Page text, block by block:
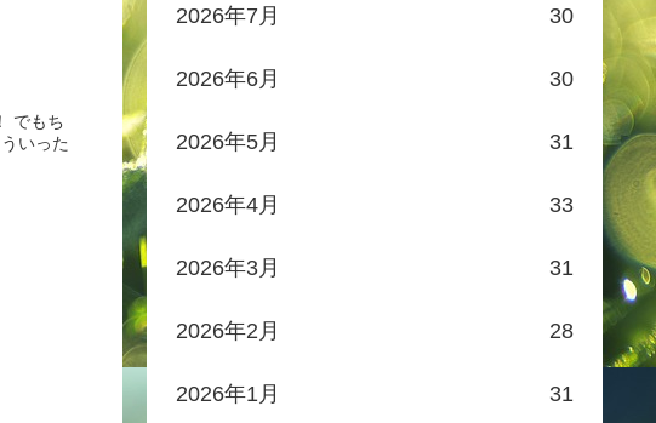
でもち
いった
2026年7月 30
2026年6月 30
2026年5月 31
2026年4月 33
2026年3月 31
2026年2月 28
2026年1月 31